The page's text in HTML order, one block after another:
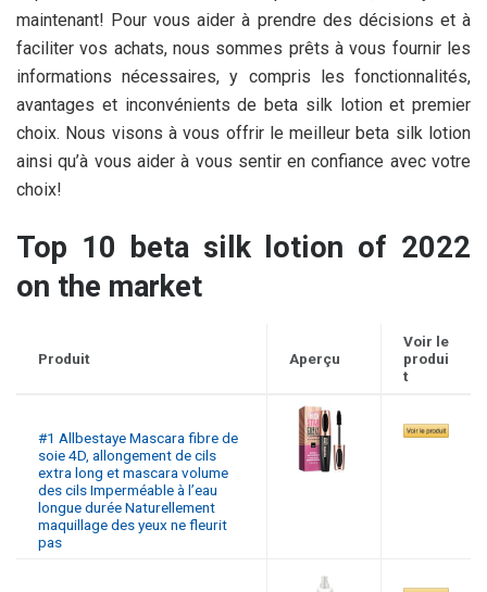
maintenant! Pour vous aider à prendre des décisions et à
faciliter vos achats, nous sommes prêts à vous fournir les
informations nécessaires, y compris les fonctionnalités,
avantages et inconvénients de beta silk lotion et premier
choix. Nous visons à vous offrir le meilleur beta silk lotion
ainsi qu’à vous aider à vous sentir en confiance avec votre
choix!
Top 10 beta silk lotion of 2022
on the market
Produit Aperçu
Voir le
produi
t
#1 Allbestaye Mascara fibre de
soie 4D, allongement de cils
extra long et mascara volume
des cils Imperméable à l’eau
longue durée Naturellement
maquillage des yeux ne fleurit
pas